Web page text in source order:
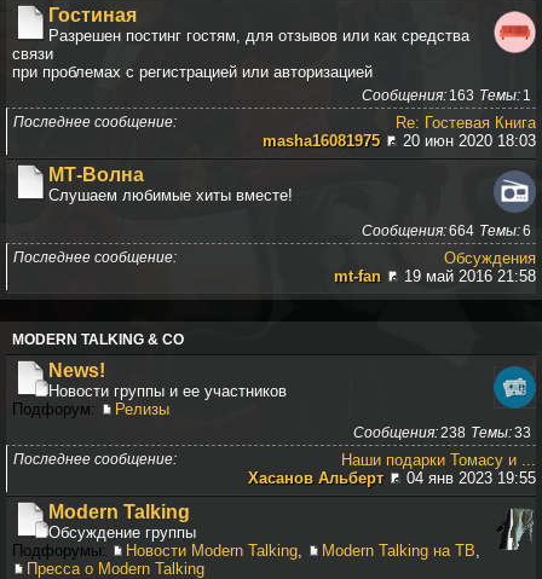
Гостиная
Разрешен постинг гостям, для отзывов или как средства
связи
при проблемах с регистрацией или авторизацией
1
Темы
163
Сообщения
Последнее сообщение
Re: Гостевая Книга
masha16081975
20 июн 2020 18:03
МТ-Волна
Слушаем любимые хиты вместе!
6
Темы
664
Сообщения
Последнее сообщение
Обсуждения
mt-fan
19 май 2016 21:58
MODERN TALKING & CO
News!
Новости группы и ее участников
Подфорум:
Релизы
33
Темы
238
Сообщения
Последнее сообщение
Наши подарки Томасу и ...
Хасанов Альберт
04 янв 2023 19:55
Modern Talking
Обсуждение группы
Подфорумы:
Новости Modern Talking, Modern Talking на ТВ,
Пресса о Modern Talking